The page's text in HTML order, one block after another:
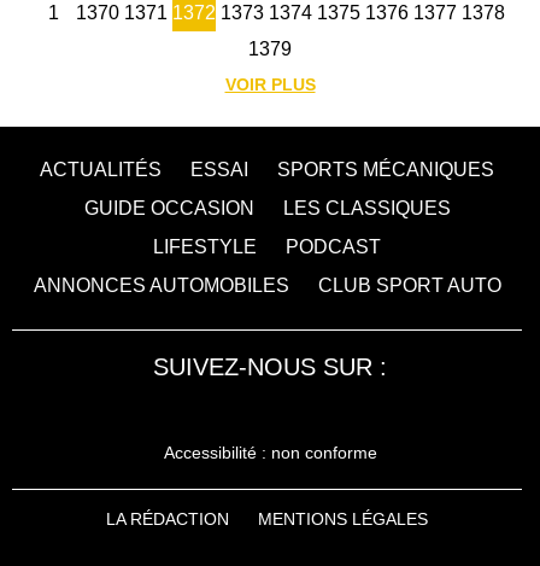
1 1370 1371 1372 1373 1374 1375 1376 1377 1378
1379
VOIR PLUS
ACTUALITÉS ESSAI
SPORTS MÉCANIQUES
GUIDE OCCASION
LES CLASSIQUES
LIFESTYLE
PODCAST
ANNONCES AUTOMOBILES
CLUB SPORT AUTO
SUIVEZ-NOUS SUR :
Accessibilité : non conforme
LA RÉDACTION MENTIONS LÉGALES